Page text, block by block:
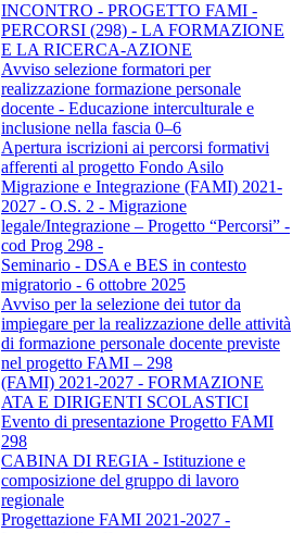
INCONTRO - PROGETTO FAMI -
PERCORSI (298) - LA FORMAZIONE
E LA RICERCA-AZIONE
Avviso selezione formatori per
realizzazione formazione personale
docente - Educazione interculturale e
inclusione nella fascia 0–6
Apertura iscrizioni ai percorsi formativi
afferenti al progetto Fondo Asilo
Migrazione e Integrazione (FAMI) 2021-
2027 - O.S. 2 - Migrazione
legale/Integrazione – Progetto “Percorsi” -
cod Prog 298 -
Seminario - DSA e BES in contesto
migratorio - 6 ottobre 2025
Avviso per la selezione dei tutor da
impiegare per la realizzazione delle attività
di formazione personale docente previste
nel progetto FAMI – 298
(FAMI) 2021-2027 - FORMAZIONE
ATA E DIRIGENTI SCOLASTICI
Evento di presentazione Progetto FAMI
298
CABINA DI REGIA - Istituzione e
composizione del gruppo di lavoro
regionale
Progettazione FAMI 2021-2027 -